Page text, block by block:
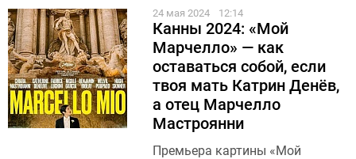
24 мая 2024 12:14
Канны 2024: «Мой
Марчелло» — как
оставаться собой, если
твоя мать Катрин Денёв,
а отец Марчелло
Мастроянни
Премьера картины «Мой